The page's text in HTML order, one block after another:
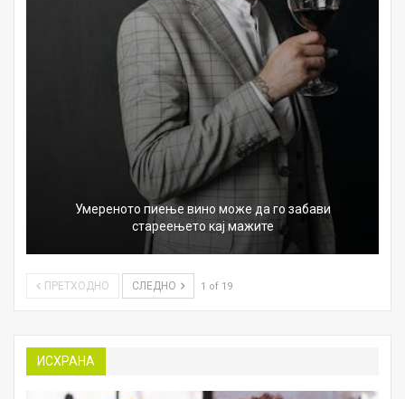
Умереното пиење вино може да го забави
стареењето кај мажите
ПРЕТХОДНО СЛЕДНО 1 of 19
ИСХРАНА